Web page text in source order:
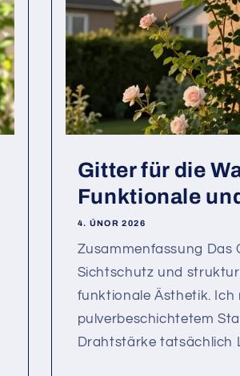
Gitter für die
Funktionale
4. ÚNOR 2026
Zusammenfassung
Sichtschutz und
funktionale Ästhetik. Ich
pulverbeschichtetem
Drahtstärke tatsächlich